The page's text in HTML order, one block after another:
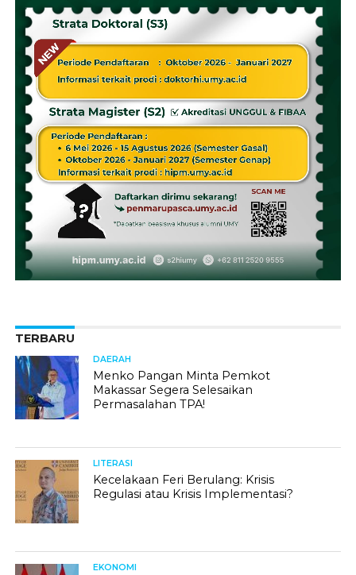
TERBARU
DAERAH
Menko Pangan Minta Pemkot
Makassar Segera Selesaikan
Permasalahan TPA!
LITERASI
Kecelakaan Feri Berulang: Krisis
Regulasi atau Krisis Implementasi?
EKONOMI